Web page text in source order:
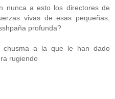
nunca a esto los directores de
vivas de esas pequeñas,
profunda?
chusma a la que le han dado
rugiendo